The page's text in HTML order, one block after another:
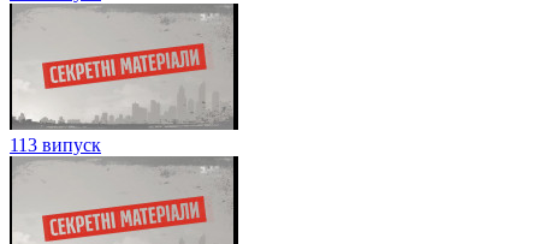
117 випуск
116 випуск